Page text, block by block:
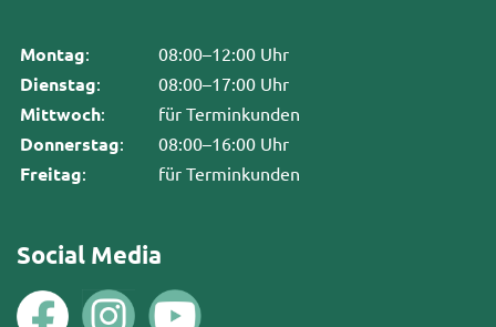
Montag: 08:00–12:00 Uhr
Dienstag: 08:00–17:00 Uhr
Mittwoch: für Terminkunden
Donnerstag: 08:00–16:00 Uhr
Freitag: für Terminkunden
Social Media